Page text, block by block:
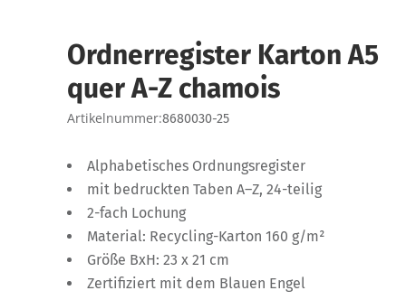
Ordnerregister Karton A5
quer A-Z chamois
Artikelnummer:8680030-25
Alphabetisches Ordnungsregister
mit bedruckten Taben A–Z, 24-teilig
2-fach Lochung
Material: Recycling-Karton 160 g/m²
Größe BxH: 23 x 21 cm
Zertifiziert mit dem Blauen Engel